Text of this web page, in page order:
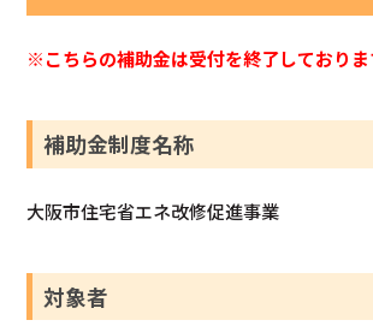
※こちらの補助金は受付を終了しておりま
補助金制度名称
大阪市住宅省エネ改修促進事業
対象者